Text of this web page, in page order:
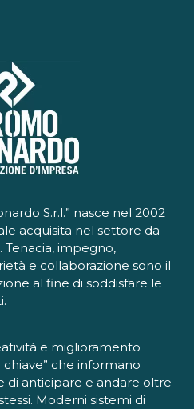
S.r.l.” nasce nel 2002
acquisita nel settore da
impegno,
e collaborazione sono il
al fine di soddisfare le
e miglioramento
che informano
di anticipare e andare oltre
Moderni sistemi di